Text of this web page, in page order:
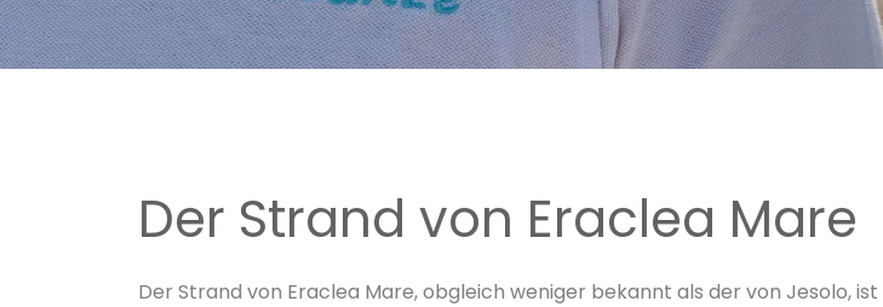
Der Strand von Eraclea Mare
Der Strand von Eraclea Mare, obgleich weniger bekannt als der von Jesolo, ist